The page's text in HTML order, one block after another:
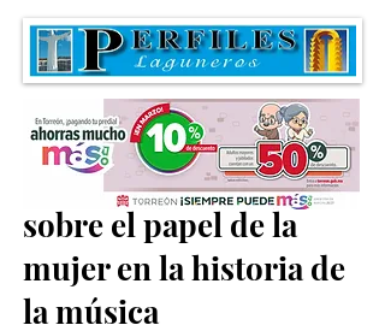
Invitan a conversatorio
sobre el papel de la
mujer en la historia de
la música